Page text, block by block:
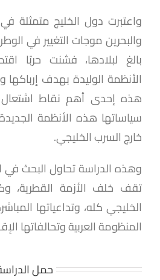
واعتبرت دول الخليج متمثلة
والبحرين موجات التغيير في
بالغ لبلادها، فشنت حربًا
الأنظمة الوليدة بهدف إرباكها
هذه إحدى أهم نقاط
سياساتها هذه الأنظمة
خارج السرب الخليجي.
وهذه الدراسة تحاول البحث في
تقف خلف الأزمة القطرية،
الخليجي كله، وتداعياتها
المنظومة العربية وتحالفاتها
حمل